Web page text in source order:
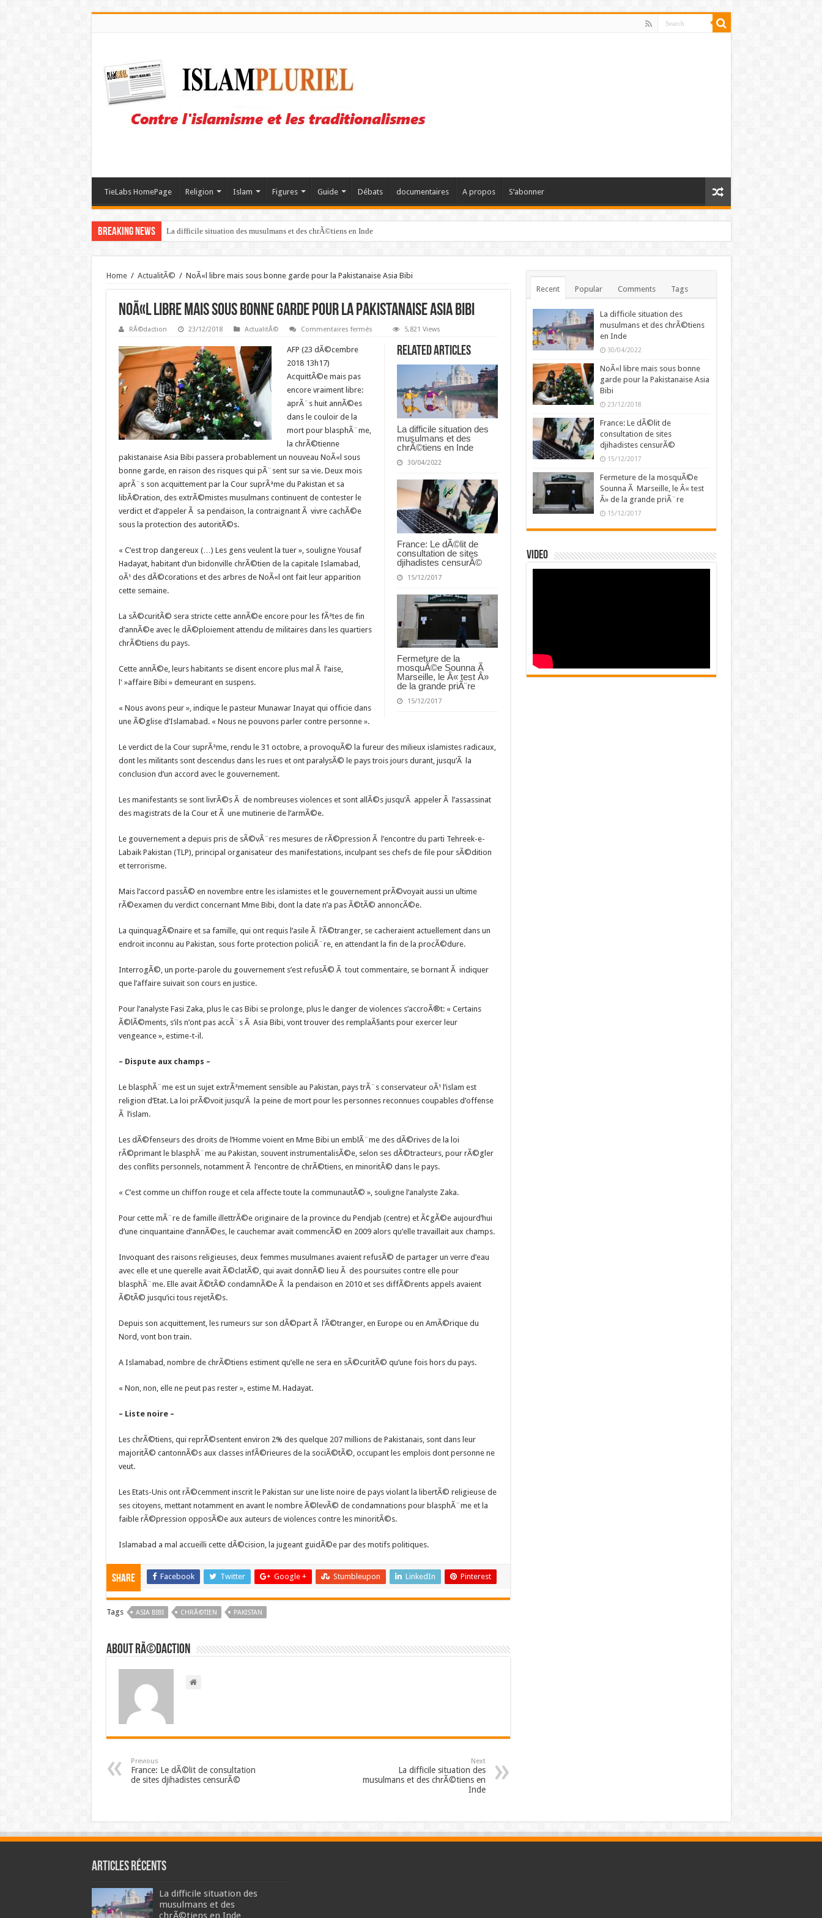
TieLabs HomePage Religion Islam Figures Guide Débats documentaires A propos S’abonner
Breaking News La difficile situation des musulmans et des chrÃ©tiens en Inde
Home / ActualitÃ© / NoÃ«l libre mais sous bonne garde pour la Pakistanaise Asia Bibi
NoÃ«l libre mais sous bonne garde pour la Pakistanaise Asia Bibi
RÃ©daction 23/12/2018 ActualitÃ© Commentaires ferméssur
Pakistanaise
5,821 Views
Related Articles
La difficile situation des
musulmans et des
chrÃ©tiens en Inde
30/04/2022
France: Le dÃ©lit de
consultation de sites
djihadistes censurÃ©
15/12/2017
Fermeture de la
mosquÃ©e Sounna Ã
Marseille, le Â« test Â»
de la grande priÃ¨re
15/12/2017
AFP (23 dÃ©cembre
2018 13h17)
AcquittÃ©e mais pas
encore vraiment libre:
aprÃ¨s huit annÃ©es
dans le couloir de la
mort pour blasphÃ¨me,
la chrÃ©tienne
pakistanaise Asia Bibi passera probablement un nouveau NoÃ«l sous
bonne garde, en raison des risques qui pÃ¨sent sur sa vie. Deux mois
aprÃ¨s son acquittement par la Cour suprÃªme du Pakistan et sa
libÃ©ration, des extrÃ©mistes musulmans continuent de contester le
verdict et d’appeler Ã sa pendaison, la contraignant Ã vivre cachÃ©e
sous la protection des autoritÃ©s.
« C’est trop dangereux (…) Les gens veulent la tuer », souligne Yousaf
Hadayat, habitant d’un bidonville chrÃ©tien de la capitale Islamabad,
oÃ¹ des dÃ©corations et des arbres de NoÃ«l ont fait leur apparition
cette semaine.
La sÃ©curitÃ© sera stricte cette annÃ©e encore pour les fÃªtes de fin
d’annÃ©e avec le dÃ©ploiement attendu de militaires dans les quartiers
chrÃ©tiens du pays.
Cette annÃ©e, leurs habitants se disent encore plus mal Ã l’aise,
l' »affaire Bibi » demeurant en suspens.
« Nous avons peur », indique le pasteur Munawar Inayat qui officie dans
une Ã©glise d’Islamabad. « Nous ne pouvons parler contre personne ».
Le verdict de la Cour suprÃªme, rendu le 31 octobre, a provoquÃ© la fureur des milieux islamistes radicaux,
dont les militants sont descendus dans les rues et ont paralysÃ© le pays trois jours durant, jusqu’Ã la
conclusion d’un accord avec le gouvernement.
Les manifestants se sont livrÃ©s Ã de nombreuses violences et sont allÃ©s jusqu’Ã appeler Ã l’assassinat
des magistrats de la Cour et Ã une mutinerie de l’armÃ©e.
Le gouvernement a depuis pris de sÃ©vÃ¨res mesures de rÃ©pression Ã l’encontre du parti Tehreek-e-
Labaik Pakistan (TLP), principal organisateur des manifestations, inculpant ses chefs de file pour sÃ©dition
et terrorisme.
Mais l’accord passÃ© en novembre entre les islamistes et le gouvernement prÃ©voyait aussi un ultime
rÃ©examen du verdict concernant Mme Bibi, dont la date n’a pas Ã©tÃ© annoncÃ©e.
La quinquagÃ©naire et sa famille, qui ont requis l’asile Ã l’Ã©tranger, se cacheraient actuellement dans un
endroit inconnu au Pakistan, sous forte protection policiÃ¨re, en attendant la fin de la procÃ©dure.
InterrogÃ©, un porte-parole du gouvernement s’est refusÃ© Ã tout commentaire, se bornant Ã indiquer
que l’affaire suivait son cours en justice.
Pour l’analyste Fasi Zaka, plus le cas Bibi se prolonge, plus le danger de violences s’accroÃ®t: « Certains
Ã©lÃ©ments, s’ils n’ont pas accÃ¨s Ã Asia Bibi, vont trouver des remplaÃ§ants pour exercer leur
vengeance », estime-t-il.
– Dispute aux champs –
Le blasphÃ¨me est un sujet extrÃªmement sensible au Pakistan, pays trÃ¨s conservateur oÃ¹ l’islam est
religion d’Etat. La loi prÃ©voit jusqu’Ã la peine de mort pour les personnes reconnues coupables d’offense
Ã l’islam.
Les dÃ©fenseurs des droits de l’Homme voient en Mme Bibi un emblÃ¨me des dÃ©rives de la loi
rÃ©primant le blasphÃ¨me au Pakistan, souvent instrumentalisÃ©e, selon ses dÃ©tracteurs, pour rÃ©gler
des conflits personnels, notamment Ã l’encontre de chrÃ©tiens, en minoritÃ© dans le pays.
« C’est comme un chiffon rouge et cela affecte toute la communautÃ© », souligne l’analyste Zaka.
Pour cette mÃ¨re de famille illettrÃ©e originaire de la province du Pendjab (centre) et Ã¢gÃ©e aujourd’hui
d’une cinquantaine d’annÃ©es, le cauchemar avait commencÃ© en 2009 alors qu’elle travaillait aux champs.
Invoquant des raisons religieuses, deux femmes musulmanes avaient refusÃ© de partager un verre d’eau
avec elle et une querelle avait Ã©clatÃ©, qui avait donnÃ© lieu Ã des poursuites contre elle pour
blasphÃ¨me. Elle avait Ã©tÃ© condamnÃ©e Ã la pendaison en 2010 et ses diffÃ©rents appels avaient
Ã©tÃ© jusqu’ici tous rejetÃ©s.
Depuis son acquittement, les rumeurs sur son dÃ©part Ã l’Ã©tranger, en Europe ou en AmÃ©rique du
Nord, vont bon train.
A Islamabad, nombre de chrÃ©tiens estiment qu’elle ne sera en sÃ©curitÃ© qu’une fois hors du pays.
« Non, non, elle ne peut pas rester », estime M. Hadayat.
– Liste noire –
Les chrÃ©tiens, qui reprÃ©sentent environ 2% des quelque 207 millions de Pakistanais, sont dans leur
majoritÃ© cantonnÃ©s aux classes infÃ©rieures de la sociÃ©tÃ©, occupant les emplois dont personne ne
veut.
Les Etats-Unis ont rÃ©cemment inscrit le Pakistan sur une liste noire de pays violant la libertÃ© religieuse de
ses citoyens, mettant notamment en avant le nombre Ã©levÃ© de condamnations pour blasphÃ¨me et la
faible rÃ©pression opposÃ©e aux auteurs de violences contre les minoritÃ©s.
Islamabad a mal accueilli cette dÃ©cision, la jugeant guidÃ©e par des motifs politiques.
Share Facebook Twitter Google + Stumbleupon LinkedIn Pinterest
Tags ASIA BIBI CHRÃ©TIEN PAKISTAN
About RÃ©daction
Previous
France: Le dÃ©lit de consultation
de sites djihadistes censurÃ©
Next
La difficile situation des
musulmans et des chrÃ©tiens en
Inde
Recent Popular Comments Tags
La difficile situation des
musulmans et des chrÃ©tiens
en Inde
30/04/2022
NoÃ«l libre mais sous bonne
garde pour la Pakistanaise Asia
Bibi
23/12/2018
France: Le dÃ©lit de
consultation de sites
djihadistes censurÃ©
15/12/2017
Fermeture de la mosquÃ©e
Sounna Ã Marseille, le Â« test
Â» de la grande priÃ¨re
15/12/2017
Video
Articles récents
La difficile situation des
musulmans et des
chrÃ©tiens en Inde